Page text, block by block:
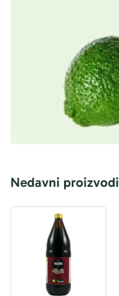
Nedavni proizvodi